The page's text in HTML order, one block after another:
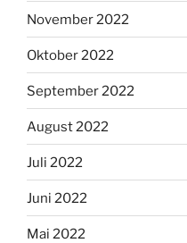
November 2022
Oktober 2022
September 2022
August 2022
Juli 2022
Juni 2022
Mai 2022